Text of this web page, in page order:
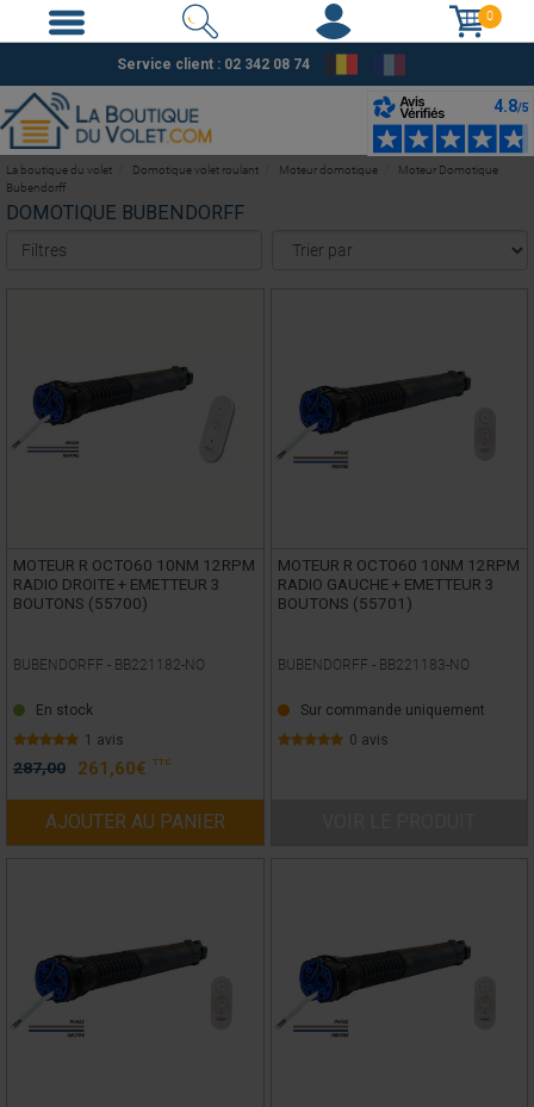
0
Service client : 02 342 08 74
DOMOTIQUE BUBENDORFF
Filtres
MOTEUR R OCTO60 10NM 12RPM
RADIO DROITE + EMETTEUR 3
BOUTONS (55700)
BUBENDORFF - BB221182-NO
En stock
1 avis
287,00 261,60€ TTC
AJOUTER AU PANIER
MOTEUR R OCTO60 10NM 12RPM
RADIO GAUCHE + EMETTEUR 3
BOUTONS (55701)
BUBENDORFF - BB221183-NO
Sur commande uniquement
0 avis
La boutique du volet Domotique volet roulant Moteur domotique
Moteur Domotique
Bubendorff